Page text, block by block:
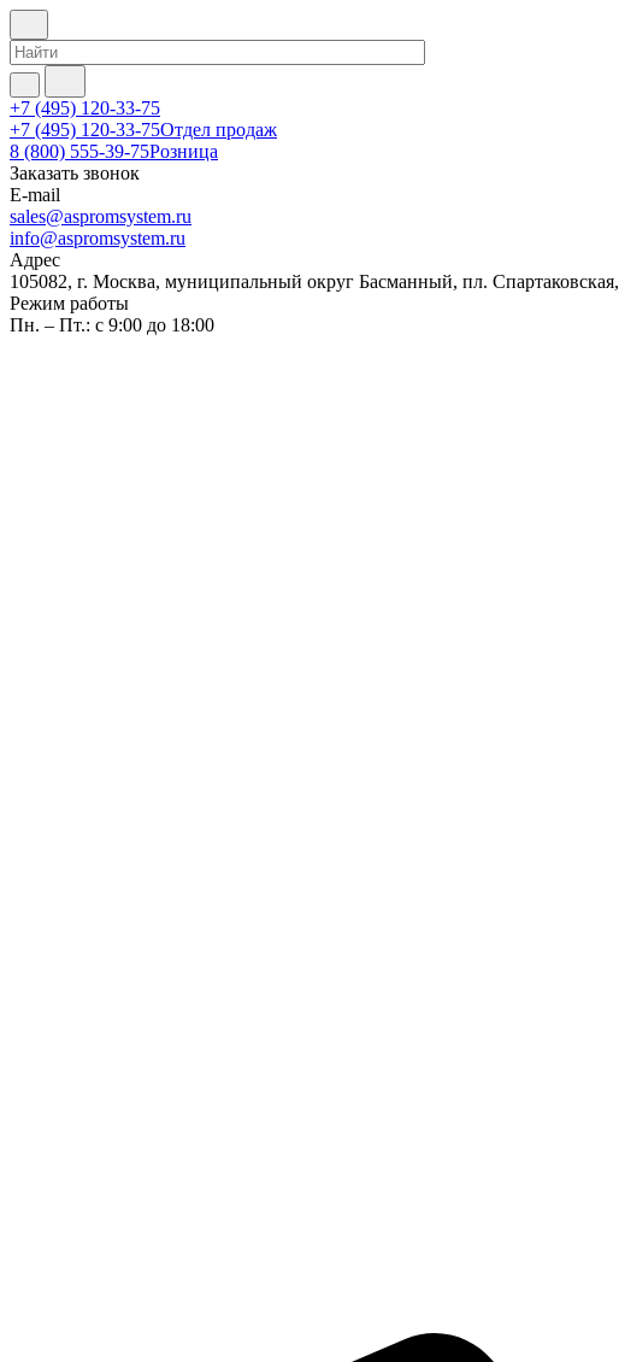
+7 (495) 120-33-75
+7 (495) 120-33-75Отдел продаж
8 (800) 555-39-75Розница
Заказать звонок
E-mail
sales@aspromsystem.ru
info@aspromsystem.ru
Адрес
105082, г. Москва, муниципальный округ Басманный, пл.
Режим работы
Пн. – Пт.: с 9:00 до 18:00